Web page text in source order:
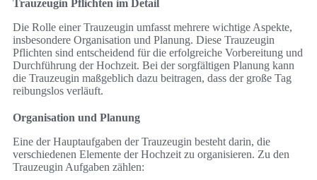
Trauzeugin Pflichten im Detail
Die Rolle einer Trauzeugin umfasst mehrere wichtige Aspekte,
insbesondere Organisation und Planung. Diese Trauzeugin
Pflichten sind entscheidend für die erfolgreiche Vorbereitung und
Durchführung der Hochzeit. Bei der sorgfältigen Planung kann
die Trauzeugin maßgeblich dazu beitragen, dass der große Tag
reibungslos verläuft.
Organisation und Planung
Eine der Hauptaufgaben der Trauzeugin besteht darin, die
verschiedenen Elemente der Hochzeit zu organisieren. Zu den
Trauzeugin Aufgaben zählen: